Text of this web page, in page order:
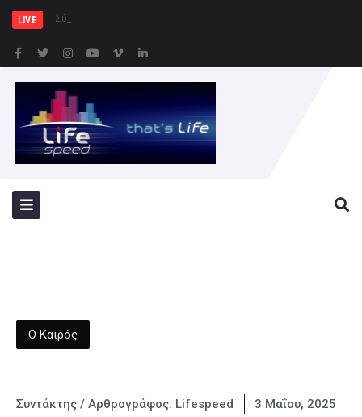
LIVE Σύλληψη δώδεκα ατόμων
Ο Καιρός
Συντάκτης / Αρθρογράφος: Lifespeed 3 Μαΐου, 2025